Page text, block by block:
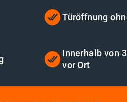
Türöffnung
Innerhalb von
vor Ort